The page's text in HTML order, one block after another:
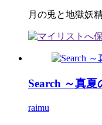
月の兎と地獄妖
Search ～真夏
raimu